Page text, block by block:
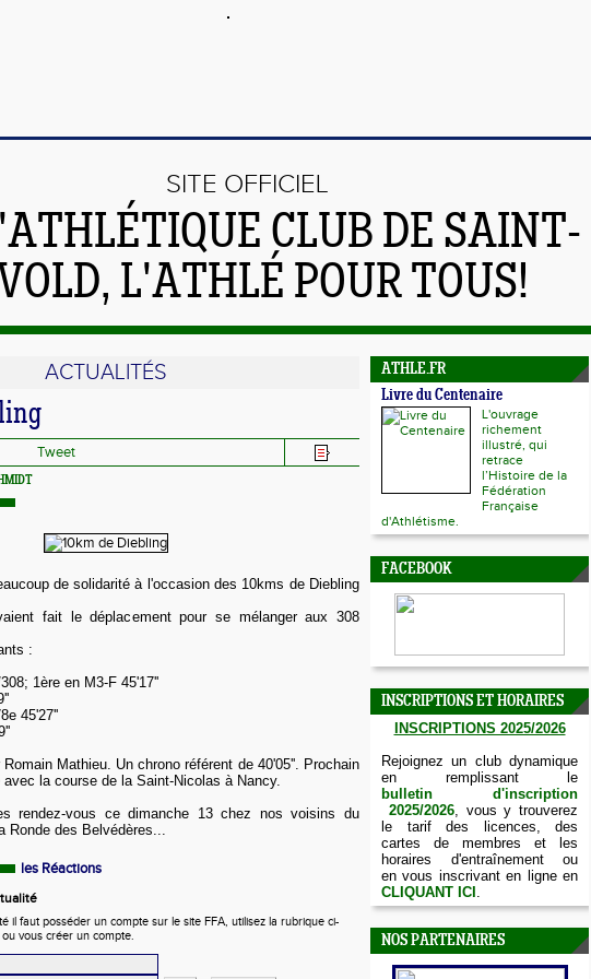
SITE OFFICIEL
CLUB DE SAINT-
L'ATHLÉ POUR TOUS!
ACTUALITÉS
Tweet
de solidarité à l'occasion des 10kms de Diebling
fait le déplacement pour se mélanger aux 308
:
1ère en M3-F 45'17''
45'27''
Mathieu. Un chrono référent de 40'05''. Prochain
la course de la Saint-Nicolas à Nancy.
rendez-vous ce dimanche 13 chez nos voisins du
Ronde des Belvédères...
les Réactions
il faut posséder un compte sur le site FFA, utilisez la rubrique ci-
vous créer un compte.
ATHLE.FR
Livre du Centenaire
L'ouvrage
richement
illustré, qui
retrace
l’Histoire de la
Fédération
Française
d'Athlétisme.
FACEBOOK
INSCRIPTIONS ET HORAIRES
INSCRIPTIONS 2025/2026
Rejoignez un club dynamique
en remplissant le
bulletin d'inscription
2025/2026, vous y trouverez
le tarif des licences, des
cartes de membres et les
horaires d'entraînement ou
en vous inscrivant en ligne en
CLIQUANT ICI .
NOS PARTENAIRES